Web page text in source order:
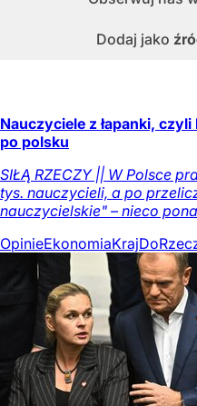
Dodaj jako
Nauczyciele z łapanki,
po polsku
SIŁĄ RZECZY || W Polsce
tys. nauczycieli, a po
nauczycielskie" – nieco
OpinieEkonomiaKraj